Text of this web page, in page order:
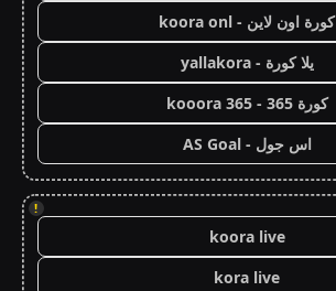
كورة اون لاين - koora onl
يلا كورة - yallakora
كورة 365 - kooora 365
اس جول - AS Goal
!
koora live
kora live